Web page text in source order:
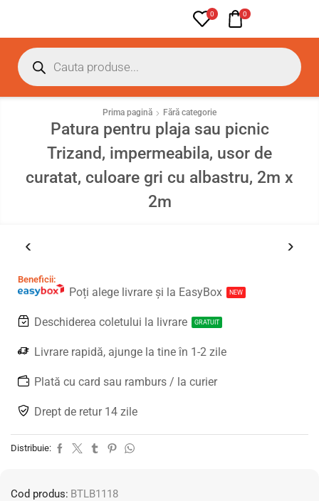
0 0
Prima pagină Fără categorie
Patura pentru plaja sau picnic
Trizand, impermeabila, usor de
curatat, culoare gri cu albastru, 2m x
2m
Beneficii:
Poți alege livrare și la EasyBox NEW
Deschiderea coletului la livrare GRATUIT
Livrare rapidă, ajunge la tine în 1-2 zile
Plată cu card sau ramburs / la curier
Drept de retur 14 zile
Distribuie:
Cod produs: BTLB1118